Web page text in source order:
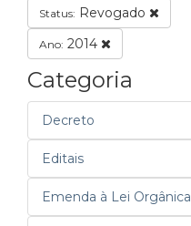
Status: Revogado
Ano: 2014
Categoria
Decreto
Editais
Emenda à Lei Orgânica